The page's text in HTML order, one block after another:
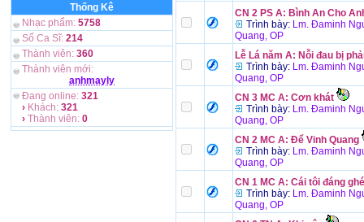
Thống Kê
Nhạc phẩm: 5758
Số Ca Sĩ: 214
Thành viên: 360
Thành viên mới:
anhmayly
Đang online: 321
› Khách: 321
› Thành viên: 0
CN 2 PS A: Bình An Cho
Trình bày: Lm. Đaminh
Quang, OP
Lễ Lá năm A: Nỗi đau bị
Trình bày: Lm. Đaminh
Quang, OP
CN 3 MC A: Cơn khát
Trình bày: Lm. Đaminh
Quang, OP
CN 2 MC A: Để Vinh Quang
Trình bày: Lm. Đaminh
Quang, OP
CN 1 MC A: Cái tôi đáng
Trình bày: Lm. Đaminh
Quang, OP